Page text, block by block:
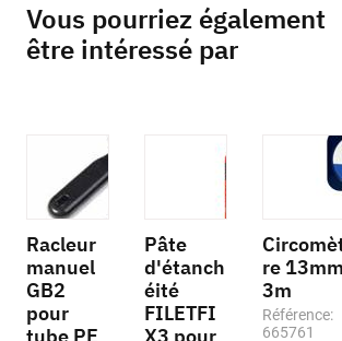
Vous pourriez également
être intéressé par
Racleur
manuel
GB2
pour
Pâte
d'étanch
éité
FILETFI
re 13mm
3m
Référence:
665761